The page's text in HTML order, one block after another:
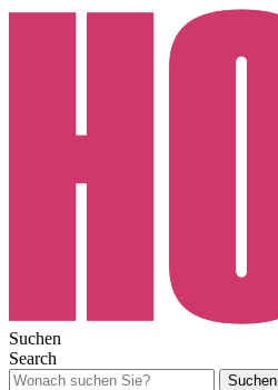
Suchen
Search
Suchen